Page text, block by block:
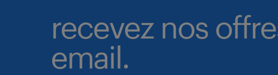
recevez nos
email.